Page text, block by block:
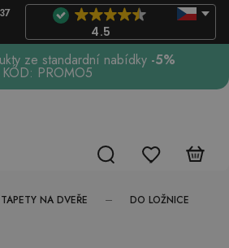
4.5
ze standardní nabídky -5%
KÓD: PROMO5
TAPETY NA DVEŘE DO LOŽNICE